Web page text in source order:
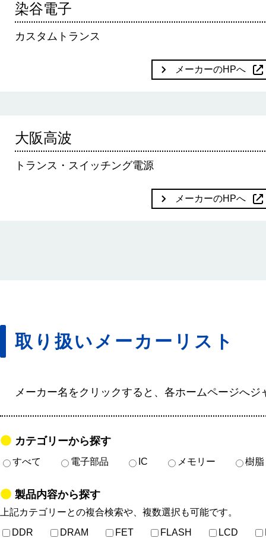
染谷電子
カスタムトランス
メーカーのHPへ
大阪高波
トランス・スイッチング電源
メーカーのHPへ
取り扱いメーカーリスト
メーカー名をクリックすると、各ホームページへジ
カテゴリーから探す
すべて 電子部品 IC メモリー 樹脂
製品内容から探す
上記カテゴリーとの複合検索や、複数選択も可能です。
DDR
DRAM FET FLASH LCD